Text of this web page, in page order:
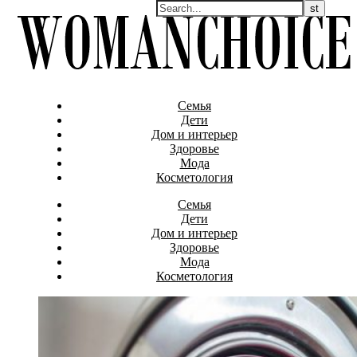
Семья
Дети
Дом и интерьер
Здоровье
Мода
Косметология
Семья
Дети
Дом и интерьер
Здоровье
Мода
Косметология